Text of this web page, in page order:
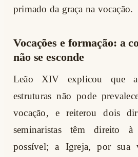
primado da graça na vocação.
Vocações e formação: a
não se esconde
Leão XIV explicou que a
estruturas não pode
vocação, e reiterou dois
seminaristas têm direito à
possível; a Igreja, por sua